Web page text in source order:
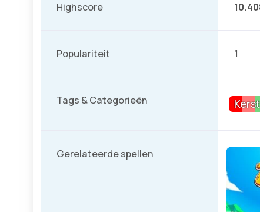
Highscore
Populariteit 1
Tags & Categorieën
Gerelateerde spellen